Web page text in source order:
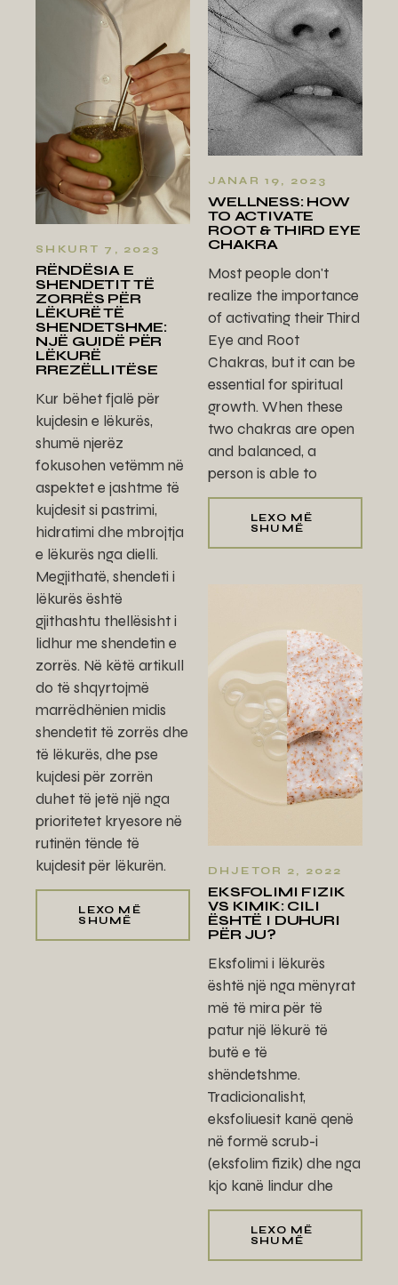
SHKURT 7, 2023
RËNDËSIA E
SHENDETIT TË
ZORRËS PËR
LËKURË TË
SHENDETSHME:
NJË GUIDË PËR
LËKURË
RREZËLLITËSE
Kur bëhet fjalë për
kujdesin e lëkurës,
shumë njerëz
fokusohen vetëmm në
aspektet e jashtme të
kujdesit si pastrimi,
hidratimi dhe mbrojtja
e lëkurës nga dielli.
Megjithatë, shendeti i
lëkurës është
gjithashtu thellësisht i
lidhur me shendetin e
zorrës. Në këtë artikull
do të shqyrtojmë
marrëdhënien midis
shendetit të zorrës dhe
të lëkurës, dhe pse
kujdesi për zorrën
duhet të jetë një nga
prioritetet kryesore në
rutinën tënde të
kujdesit për lëkurën.
LEXO MË
SHUMË
JANAR 19, 2023
WELLNESS: HOW
TO ACTIVATE
ROOT & THIRD EYE
CHAKRA
Most people don't
realize the importance
of activating their Third
Eye and Root
Chakras, but it can be
essential for spiritual
growth. When these
two chakras are open
and balanced, a
person is able to
LEXO MË
SHUMË
DHJETOR 2, 2022
EKSFOLIMI FIZIK
VS KIMIK: CILI
ËSHTË I DUHURI
PËR JU?
Eksfolimi i lëkurës
është një nga mënyrat
më të mira për të
patur një lëkurë të
butë e të
shëndetshme.
Tradicionalisht,
eksfoliuesit kanë qenë
në formë scrub-i
(eksfolim fizik) dhe nga
kjo kanë lindur dhe
LEXO MË
SHUMË